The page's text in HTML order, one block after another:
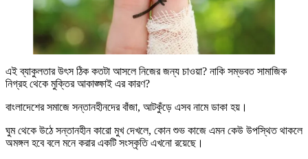
এই ব্যাকুলতার উৎস ঠিক কতটা আসলে নিজের জন্য চাওয়া? নাকি সম্ভবত সামাজিক
নিগ্রহ থেকে মুক্তির আকাঙ্ক্ষাই এর কারণ?
বাংলাদেশের সমাজে সন্তানহীনদের বাঁজা, আটকুঁড়ে এসব নামে ডাকা হয়।
ঘুম থেকে উঠে সন্তানহীন কারো মুখ দেখলে, কোন শুভ কাজে এমন কেউ উপস্থিত থাকলে
অমঙ্গল হবে বলে মনে করার একটি সংস্কৃতি এখনো রয়েছে।